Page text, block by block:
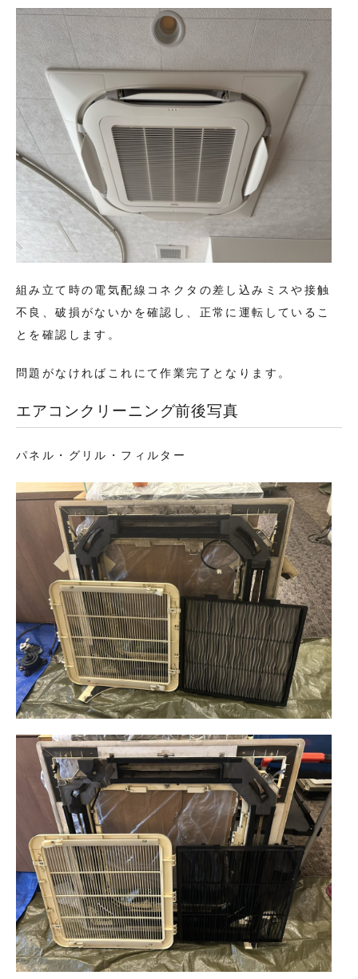
組み立て時の電気配線コネクタの差し込みミスや接触
不良、破損がないかを確認し、正常に運転しているこ
とを確認します。
問題がなければこれにて作業完了となります。
エアコンクリーニング前後写真
パネル・グリル・フィルター